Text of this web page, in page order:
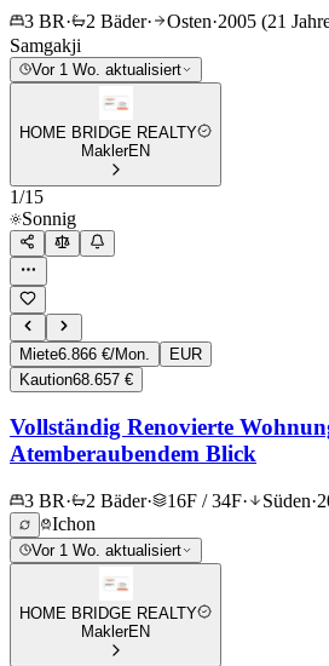
3 BR· 2 Bäder· Osten·2005 (21
Samgakji
Vor 1 Wo. aktualisiert
HOME BRIDGE REALTY
MaklerEN
1/15
Sonnig
Miete6.866 €/Mon.
EUR
Kaution68.657 €
Vollständig Renovierte
Atemberaubendem Blick
3 BR· 2 Bäder· 16F / 34F· Süden·
Ichon
Vor 1 Wo. aktualisiert
HOME BRIDGE REALTY
MaklerEN